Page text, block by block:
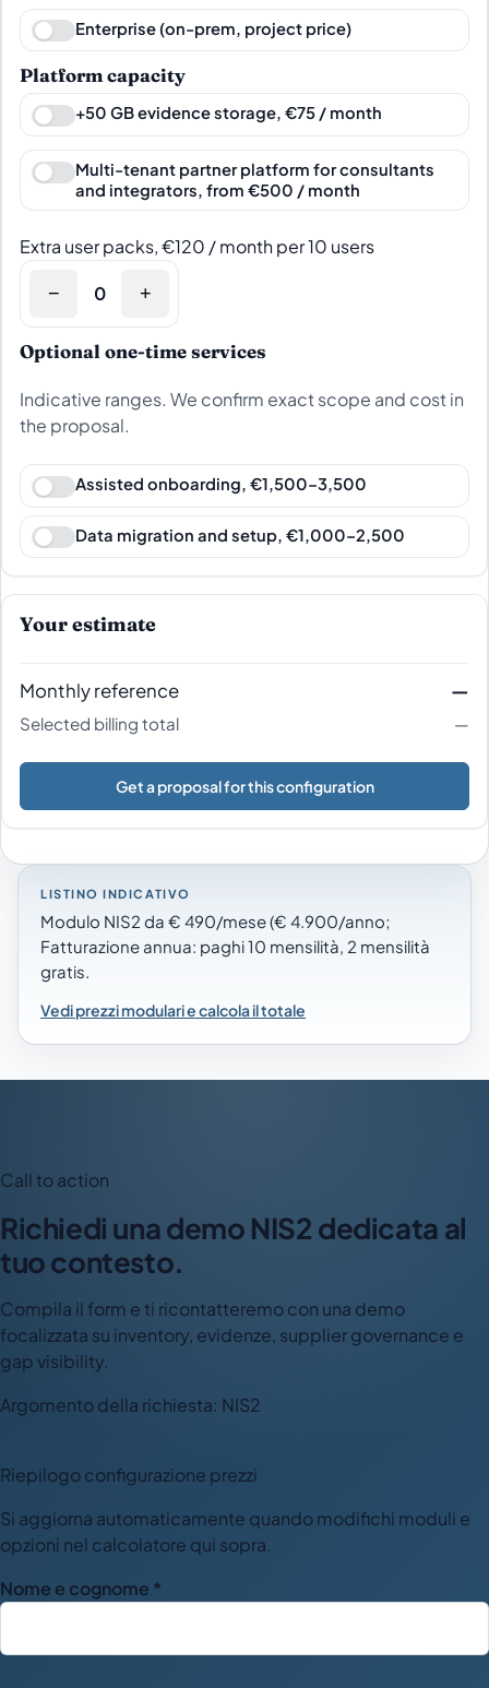
Enterprise (on-prem, project price)
Platform capacity
+50 GB evidence storage, €75 / month
Multi-tenant partner platform for consultants
and integrators, from €500 / month
Extra user packs, €120 / month per 10 users
− +
Optional one-time services
Indicative ranges. We confirm exact scope and cost in
the proposal.
Assisted onboarding, €1,500–3,500
Data migration and setup, €1,000–2,500
Your estimate
Monthly reference —
Selected billing total —
Get a proposal for this configuration
LISTINO INDICATIVO
Modulo NIS2 da € 490/mese (€ 4.900/anno;
Fatturazione annua: paghi 10 mensilità, 2 mensilità
gratis.
Vedi prezzi modulari e calcola il totale
Call to action
Richiedi una demo NIS2 dedicata al
tuo contesto.
Compila il form e ti ricontatteremo con una demo
focalizzata su inventory, evidenze, supplier governance e
gap visibility.
Argomento della richiesta: NIS2
Riepilogo configurazione prezzi
Si aggiorna automaticamente quando modifichi moduli e
opzioni nel calcolatore qui sopra.
Nome e cognome *